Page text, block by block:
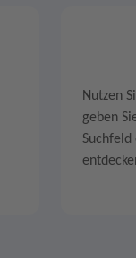
Nutzen
geben
Suchfeld